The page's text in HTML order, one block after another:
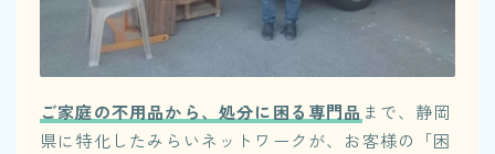
ご家庭の不用品から、処分に困る専門品 まで、静岡
県に特化したみらいネットワークが、お客様の「困